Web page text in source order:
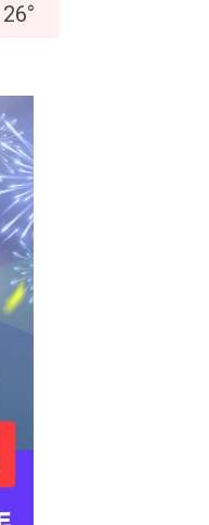
26°